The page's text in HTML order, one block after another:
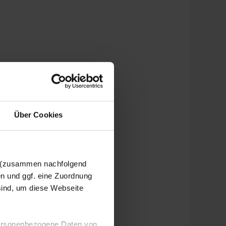
Über Cookies
nachfolgend
und ggf. eine Zuordnung
um diese Webseite
Daten von